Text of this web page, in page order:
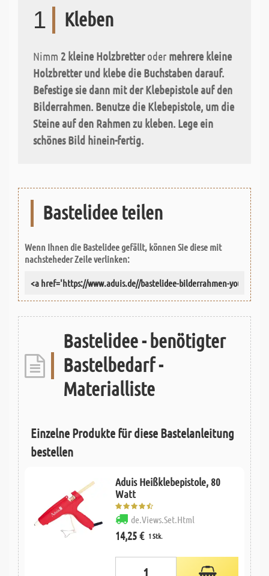
1 Kleben
Nimm 2 kleine Holzbretteroder mehrere kleine
Holzbretterund klebe die Buchstaben darauf.
Befestige sie dann mit derKlebepistoleauf den
Bilderrahmen. Benutze die Klebepistole, um die
Steineauf den Rahmen zu kleben. Lege ein
schönes Bild hinein-fertig.
Bastelidee teilen
Wenn Ihnen die Bastelidee gefällt, können Sie diese mit
nachsteheder Zeile verlinken:
Bastelidee - benötigter
Bastelbedarf -
Materialliste
Einzelne Produkte für diese Bastelanleitung
bestellen
Aduis Heißklebepistole, 80
Watt
de.Views.Set.Html
14,25 € 1 Stk.